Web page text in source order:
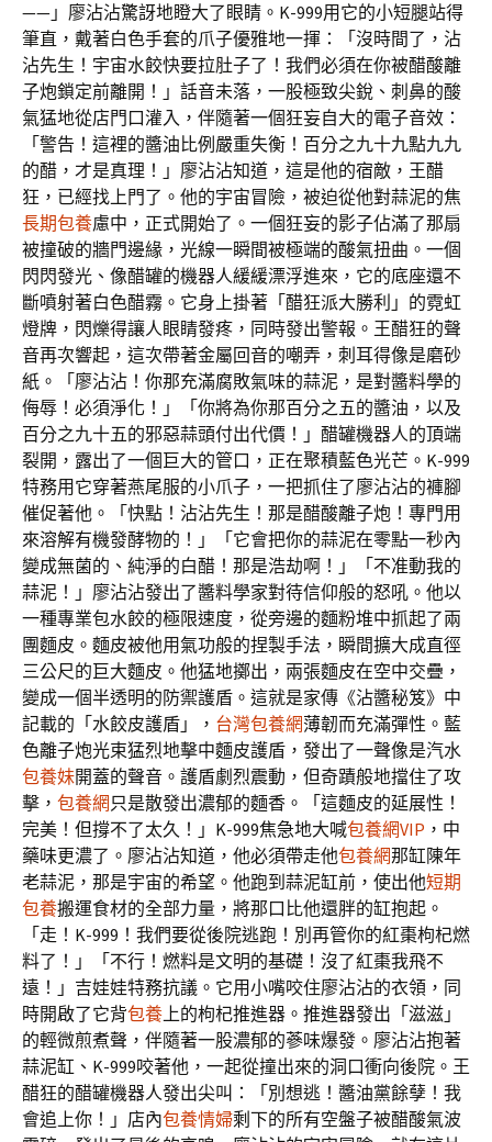
——」廖沾沾驚訝地瞪大了眼睛。K-999用它的小短腿站得
筆直，戴著白色手套的爪子優雅地一揮：「沒時間了，沾
沾先生！宇宙水餃快要拉肚子了！我們必須在你被醋酸離
子炮鎖定前離開！」話音未落，一股極致尖銳、刺鼻的酸
氣猛地從店門口灌入，伴隨著一個狂妄自大的電子音效：
「警告！這裡的醬油比例嚴重失衡！百分之九十九點九九
的醋，才是真理！」廖沾沾知道，這是他的宿敵，王醋
狂，已經找上門了。他的宇宙冒險，被迫從他對蒜泥的焦
長期包養慮中，正式開始了。一個狂妄的影子佔滿了那扇
被撞破的牆門邊緣，光線一瞬間被極端的酸氣扭曲。一個
閃閃發光、像醋罐的機器人緩緩漂浮進來，它的底座還不
斷噴射著白色醋霧。它身上掛著「醋狂派大勝利」的霓虹
燈牌，閃爍得讓人眼睛發疼，同時發出警報。王醋狂的聲
音再次響起，這次帶著金屬回音的嘲弄，刺耳得像是磨砂
紙。「廖沾沾！你那充滿腐敗氣味的蒜泥，是對醬料學的
侮辱！必須淨化！」「你將為你那百分之五的醬油，以及
百分之九十五的邪惡蒜頭付出代價！」醋罐機器人的頂端
裂開，露出了一個巨大的管口，正在聚積藍色光芒。K-999
特務用它穿著燕尾服的小爪子，一把抓住了廖沾沾的褲腳
催促著他。「快點！沾沾先生！那是醋酸離子炮！專門用
來溶解有機發酵物的！」「它會把你的蒜泥在零點一秒內
變成無菌的、純淨的白醋！那是浩劫啊！」「不准動我的
蒜泥！」廖沾沾發出了醬料學家對待信仰般的怒吼。他以
一種專業包水餃的極限速度，從旁邊的麵粉堆中抓起了兩
團麵皮。麵皮被他用氣功般的捏製手法，瞬間擴大成直徑
三公尺的巨大麵皮。他猛地擲出，兩張麵皮在空中交疊，
變成一個半透明的防禦護盾。這就是家傳《沾醬秘笈》中
記載的「水餃皮護盾」， 台灣包養網薄韌而充滿彈性。藍
色離子炮光束猛烈地擊中麵皮護盾，發出了一聲像是汽水
包養妹開蓋的聲音。護盾劇烈震動，但奇蹟般地擋住了攻
擊， 包養網 只是散發出濃郁的麵香。「這麵皮的延展性！
完美！但撐不了太久！」K-999焦急地大喊包養網VIP ，中
藥味更濃了。廖沾沾知道，他必須帶走他包養網那缸陳年
老蒜泥，那是宇宙的希望。他跑到蒜泥缸前，使出他短期
包養搬運食材的全部力量，將那口比他還胖的缸抱起。
「走！K-999！我們要從後院逃跑！別再管你的紅棗枸杞燃
料了！」「不行！燃料是文明的基礎！沒了紅棗我飛不
遠！」吉娃娃特務抗議。它用小嘴咬住廖沾沾的衣領，同
時開啟了它背包養上的枸杞推進器。推進器發出「滋滋」
的輕微煎煮聲，伴隨著一股濃郁的蔘味爆發。廖沾沾抱著
蒜泥缸、K-999咬著他，一起從撞出來的洞口衝向後院。王
醋狂的醋罐機器人發出尖叫：「別想逃！醬油黨餘孽！我
會追上你！」店內包養情婦剩下的所有空盤子被醋酸氣波